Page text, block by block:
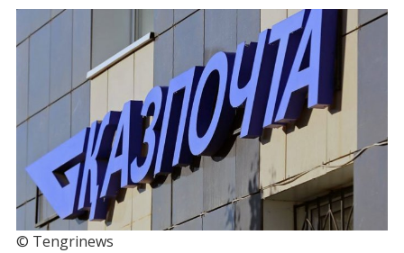
© Tengrinews